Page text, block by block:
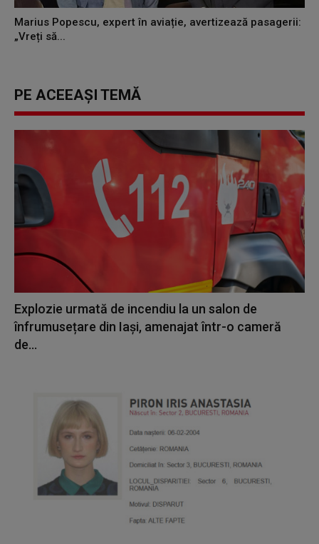
Marius Popescu, expert în aviație, avertizează pasagerii:
„Vreți să...
PE ACEEAȘI TEMĂ
Explozie urmată de incendiu la un salon de
înfrumusețare din Iași, amenajat într-o cameră
de...